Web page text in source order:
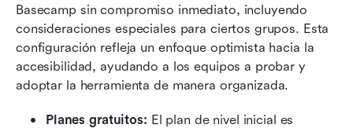
Basecamp sin compromiso inmediato, incluyendo
consideraciones especiales para ciertos grupos. Esta
configuración refleja un enfoque optimista hacia la
accesibilidad, ayudando a los equipos a probar y
adoptar la herramienta de manera organizada.
Planes gratuitos: El plan de nivel inicial es